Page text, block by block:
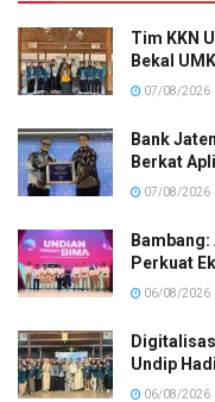
Tim KKN
Bekal
07/08/2026
Bank
Berkat
07/08/2026
Perkuat
06/08/2026
Undip
06/08/2026